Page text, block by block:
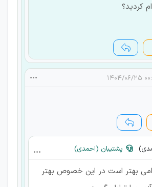
کردید؟
۰۶/۲۵
پشتیبان (احمدی)
بهتر است در این خصوص بهتر